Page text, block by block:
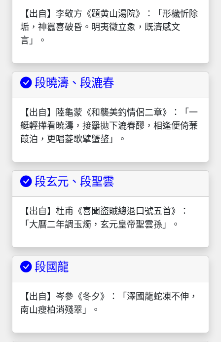
【出自】李敬方《題黄山湯院》：「形穢忻除
垢，神囂喜破昏。明夷徵立象，既濟感文
言」。
段曉濤、段漉春
【出自】陸龜蒙《和襲美釣情侶二章》：「一
艇輕撶看曉濤，接䍦拋下漉春醪，相逢便倚蒹
葭泊，更唱菱歌擘蟹螯」。
段玄元、段聖雲
【出自】杜甫《喜聞盜賊總退口號五首》：
「大曆二年調玉燭，玄元皇帝聖雲孫」。
段國龍
【出自】岑參《冬夕》：「澤國龍蛇凍不伸，
南山瘦柏消殘翠」。